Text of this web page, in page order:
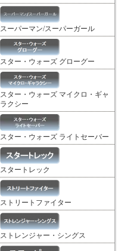
スーパーマン/スーパーガール
スター・ウォーズ グローグー
スター・ウォーズ マイクロ・ギャ
ラクシー
スター・ウォーズ ライトセーバー
スタートレック
ストリートファイター
ストレンジャー・シングス